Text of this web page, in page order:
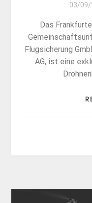
03/09/
Das
Flugsicherung
AG, ist eine